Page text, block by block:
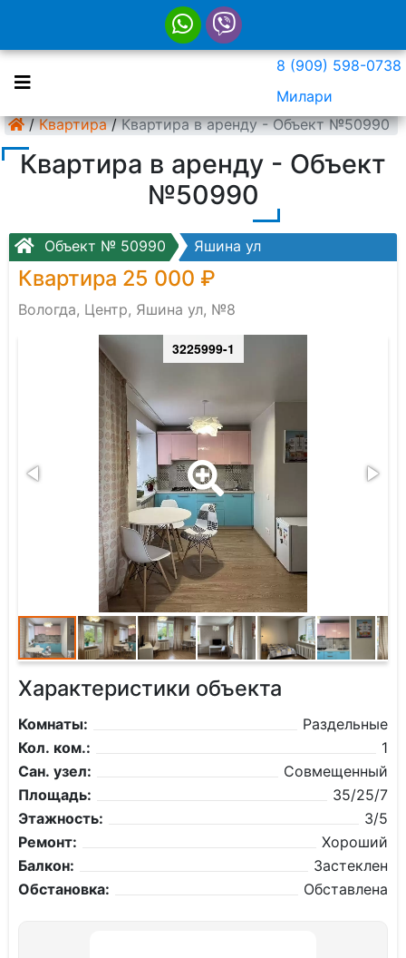
8 (909) 598-0738
Милари
/ Квартира / Квартира в аренду - Объект №50990
Квартира в аренду - Объект
№50990
Объект № 50990 Яшина ул
Квартира 25 000 ₽
Вологда, Центр, Яшина ул, №8
3225999-1
Характеристики объекта
Комнаты:
Раздельные
Кол. ком.:
1
Сан. узел:
Совмещенный
Площадь:
35/25/7
Этажность:
3/5
Ремонт:
Хороший
Балкон:
Застеклен
Обстановка:
Обставлена